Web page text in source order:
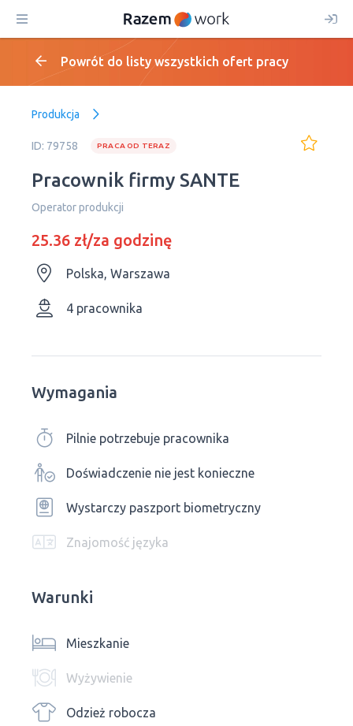
Powrót do listy wszystkich ofert pracy
Produkcja
ID: 79758 PRACA OD TERAZ
Pracownik firmy SANTE
Operator produkcji
25.36 zł/za godzinę
Polska, Warszawa
4 pracownika
Wymagania
Pilnie potrzebuje pracownika
Doświadczenie nie jest konieczne
Wystarczy paszport biometryczny
Znajomość języka
Warunki
Mieszkanie
Wyżywienie
Odzież robocza